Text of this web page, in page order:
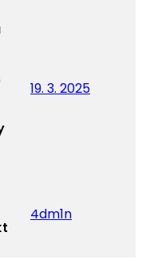
19. 3. 2025
4dm1n